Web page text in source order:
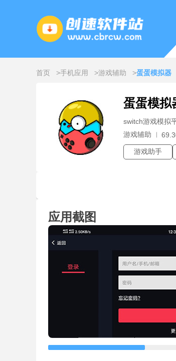
首页 手机应用 游戏辅助 蛋蛋模拟器
蛋蛋模拟
switch游戏模拟
游戏辅助
游戏助手
应用截图